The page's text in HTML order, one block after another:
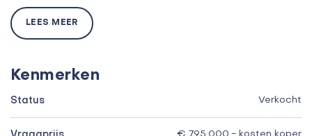
LEES MEER
Kenmerken
Status Verkocht